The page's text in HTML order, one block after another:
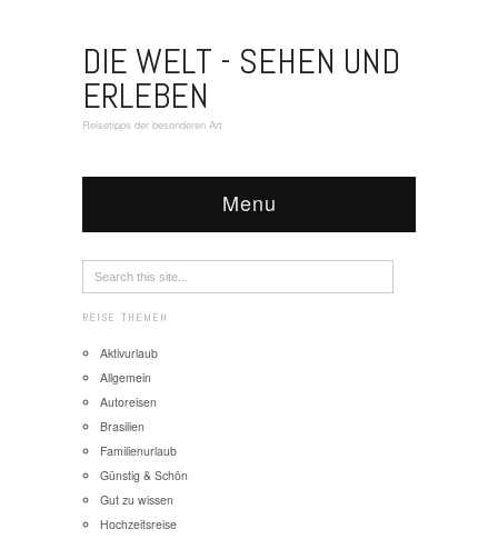
DIE WELT - SEHEN UND
ERLEBEN
Reisetipps der besonderen Art
Menu
REISE THEMEN
Aktivurlaub
Allgemein
Autoreisen
Brasilien
Familienurlaub
Günstig & Schön
Gut zu wissen
Hochzeitsreise